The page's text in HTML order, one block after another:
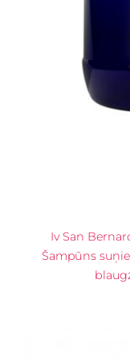
Iv San
Šampūns